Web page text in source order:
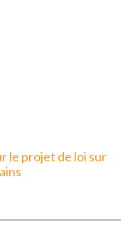
le projet de loi sur